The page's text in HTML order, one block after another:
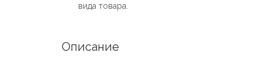
вида товара.
Описание